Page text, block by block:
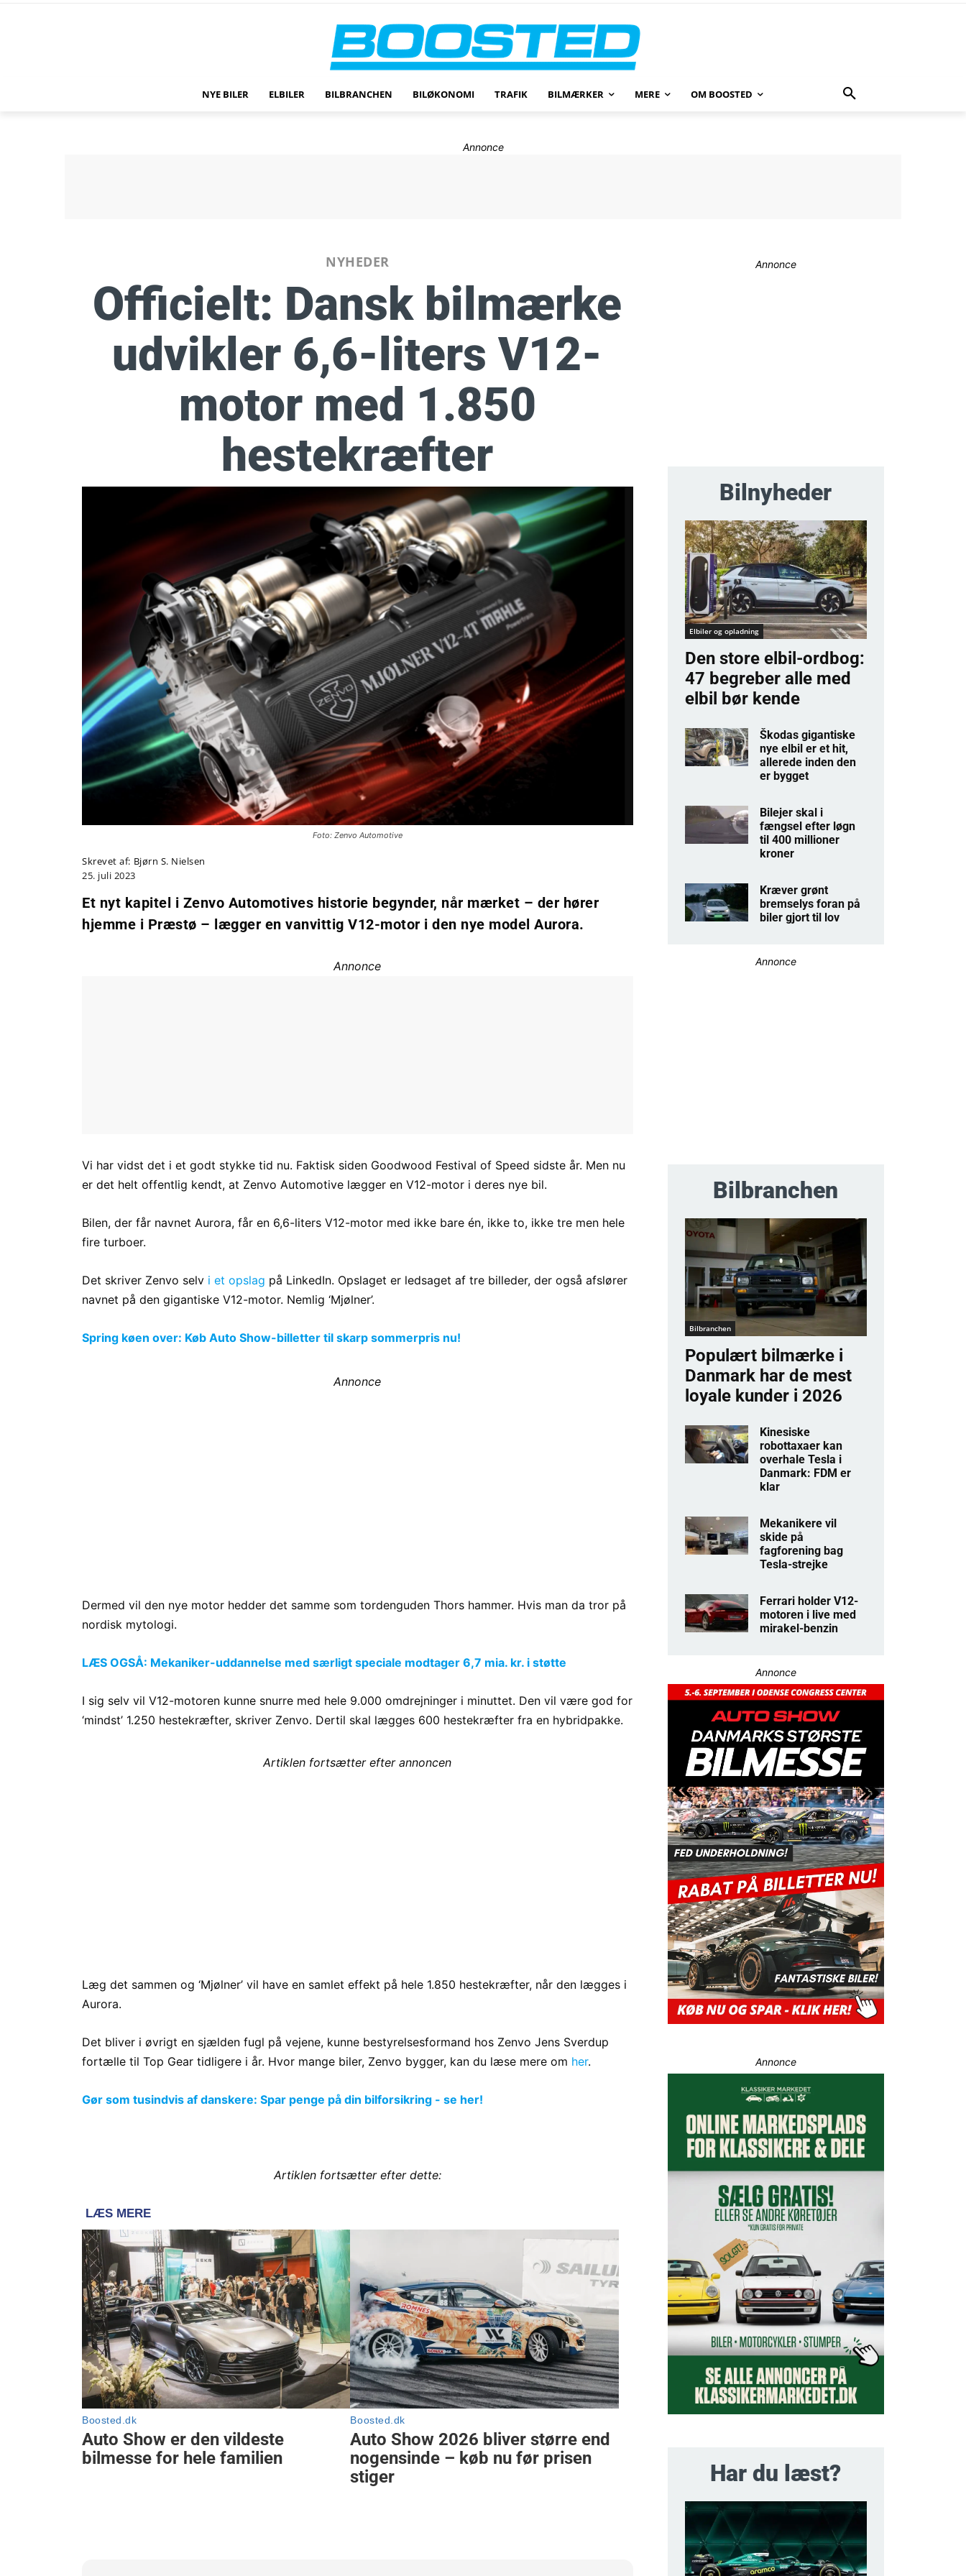
NYE BILER ELBILER BILBRANCHEN BILØKONOMI TRAFIK BILMÆRKER MERE OM BOOSTED
Annonce
NYHEDER
Officielt: Dansk bilmærke
udvikler 6,6-liters V12-
motor med 1.850
hestekræfter
Foto: Zenvo Automotive
Skrevet af: Bjørn S. Nielsen
25. juli 2023
Et nyt kapitel i Zenvo Automotives historie begynder, når mærket – der hører
hjemme i Præstø – lægger en vanvittig V12-motor i den nye model Aurora.
Annonce
Vi har vidst det i et godt stykke tid nu. Faktisk siden Goodwood Festival of Speed sidste år. Men nu
er det helt offentlig kendt, at Zenvo Automotive lægger en V12-motor i deres nye bil.
Bilen, der får navnet Aurora, får en 6,6-liters V12-motor med ikke bare én, ikke to, ikke tre men hele
fire turboer.
Det skriver Zenvo selv i et opslag på LinkedIn. Opslaget er ledsaget af tre billeder, der også afslører
navnet på den gigantiske V12-motor. Nemlig ‘Mjølner’.
Spring køen over: Køb Auto Show-billetter til skarp sommerpris nu!
Annonce
Dermed vil den nye motor hedder det samme som tordenguden Thors hammer. Hvis man da tror på
nordisk mytologi.
LÆS OGSÅ: Mekaniker-uddannelse med særligt speciale modtager 6,7 mia. kr. i støtte
I sig selv vil V12-motoren kunne snurre med hele 9.000 omdrejninger i minuttet. Den vil være god for
‘mindst’ 1.250 hestekræfter, skriver Zenvo. Dertil skal lægges 600 hestekræfter fra en hybridpakke.
Artiklen fortsætter efter annoncen
Læg det sammen og ‘Mjølner’ vil have en samlet effekt på hele 1.850 hestekræfter, når den lægges i
Aurora.
Det bliver i øvrigt en sjælden fugl på vejene, kunne bestyrelsesformand hos Zenvo Jens Sverdup
fortælle til Top Gear tidligere i år. Hvor mange biler, Zenvo bygger, kan du læse mere om her.
Gør som tusindvis af danskere: Spar penge på din bilforsikring - se her!
Artiklen fortsætter efter dette:
Annonce
Bilnyheder
Elbiler og opladning
Den store elbil-ordbog:
47 begreber alle med
elbil bør kende
Škodas gigantiske
nye elbil er et hit,
allerede inden den
er bygget
Bilejer skal i
fængsel efter løgn
til 400 millioner
kroner
Kræver grønt
bremselys foran på
biler gjort til lov
Annonce
Bilbranchen
Bilbranchen
Populært bilmærke i
Danmark har de mest
loyale kunder i 2026
Kinesiske
robottaxaer kan
overhale Tesla i
Danmark: FDM er
klar
Mekanikere vil
skide på
fagforening bag
Tesla-strejke
Ferrari holder V12-
motoren i live med
mirakel-benzin
Annonce
Annonce
Har du læst?